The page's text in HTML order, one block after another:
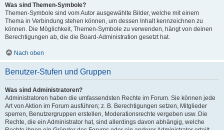
Was sind Themen-Symbole?
Themen-Symbole sind vom Autor ausgewählte Bilder, welche mit einem
Thema in Verbindung stehen können, um dessen Inhalt kennzeichnen zu
können. Die Möglichkeit, Themen-Symbole zu verwenden, hängt von deinen
Berechtigungen ab, die die Board-Administration gesetzt hat.
Nach oben
Benutzer-Stufen und Gruppen
Was sind Administratoren?
Administratoren haben die umfassendsten Rechte im Forum. Sie können jede
Art von Aktion im Forum ausführen; z. B. Berechtigungen setzen, Mitglieder
sperren, Benutzergruppen erstellen, Moderationsrechte vergeben usw. Die
Rechte, die ein Administrator hat, sind allerdings davon abhängig, welche